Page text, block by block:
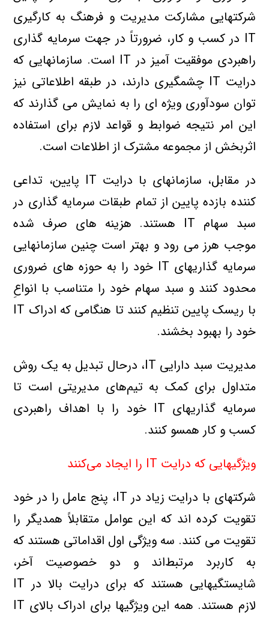
شرکتهايي مشارکت مديريت و فرهنگ به کارگيري
IT در کسب و کار، ضرورتاً در جهت سرمايه گذاري
راهبردي موفقيت آميز در IT است. سازمانهايي که
درايت IT چشمگيري دارند، در طبقه اطلاعاتي نيز
توان سودآوري ويژه اي را به نمايش مي گذارند که
اين امر نتيجه ضوابط و قواعد لازم براي استفاده
اثربخش از مجموعه مشترک از اطلاعات است.
در مقابل، سازمانهاي با درايت IT پايين، تداعي
کننده بازده پايين از تمام طبقات سرمايه گذاري در
سبد سهام IT هستند. هزينه هاي صرف شده
موجب هرز مي رود و بهتر است چنين سازمانهايي
سرمايه گذاريهاي IT خود را به حوزه هاي ضروري
محدود کنند و سبد سهام خود را متناسب با انواعِ
با ريسک پايين تنظيم کنند تا هنگامي که ادراک IT
خود را بهبود بخشند.
مديريت سبد دارايي IT، درحال تبديل به يك روش
متداول براي كمك به تيم‌هاي مديريتي است تا
سرمايه گذاريهاي IT خود را با اهداف راهبردي
كسب و كار همسو كنند.
ويژگيهايي که درايت IT را ايجاد مي‌کنند
شرکتهاي با درايت زياد در IT، پنج عامل را در خود
تقويت کرده اند که اين عوامل متقابلاً همديگر را
تقويت مي کنند. سه ويژگي اول اقداماتي هستند که
به کاربرد مرتبط‌اند و دو خصوصيت آخر،
شايستگيهايي هستند که براي درايت بالا در IT
لازم هستند. همه اين ويژگيها براي ادراک بالاي IT